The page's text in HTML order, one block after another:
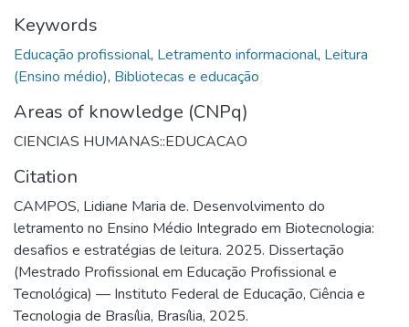
Keywords
Educação profissional, Letramento informacional, Leitura
(Ensino médio), Bibliotecas e educação
Areas of knowledge (CNPq)
CIENCIAS HUMANAS::EDUCACAO
Citation
CAMPOS, Lidiane Maria de. Desenvolvimento do
letramento no Ensino Médio Integrado em Biotecnologia:
desafios e estratégias de leitura. 2025. Dissertação
(Mestrado Profissional em Educação Profissional e
Tecnológica) — Instituto Federal de Educação, Ciência e
Tecnologia de Brasília, Brasília, 2025.